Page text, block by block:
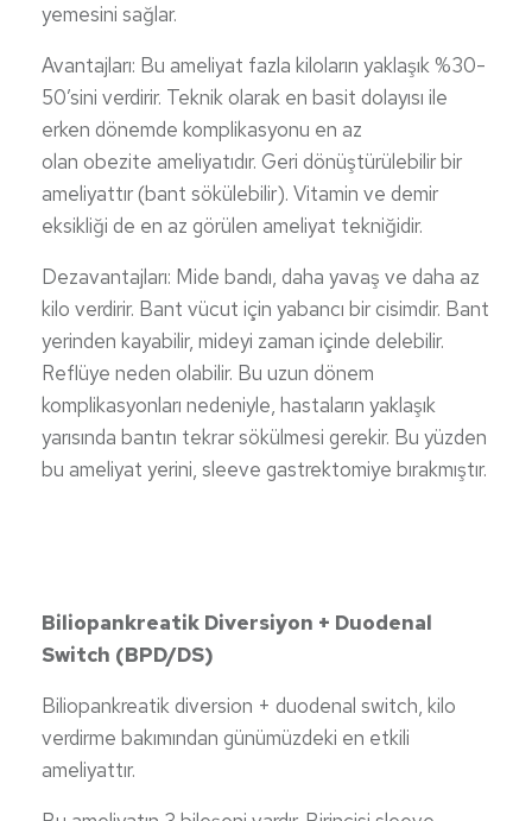
yemesini sağlar.
Avantajları: Bu ameliyat fazla kiloların yaklaşık %30-
50’sini verdirir. Teknik olarak en basit dolayısı ile
erken dönemde komplikasyonu en az
olan obezite ameliyatıdır. Geri dönüştürülebilir bir
ameliyattır (bant sökülebilir). Vitamin ve demir
eksikliği de en az görülen ameliyat tekniğidir.
Dezavantajları: Mide bandı, daha yavaş ve daha az
kilo verdirir. Bant vücut için yabancı bir cisimdir. Bant
yerinden kayabilir, mideyi zaman içinde delebilir.
Reflüye neden olabilir. Bu uzun dönem
komplikasyonları nedeniyle, hastaların yaklaşık
yarısında bantın tekrar sökülmesi gerekir. Bu yüzden
bu ameliyat yerini, sleeve gastrektomiye bırakmıştır.
Biliopankreatik Diversiyon + Duodenal
Switch (BPD/DS)
Biliopankreatik diversion + duodenal switch, kilo
verdirme bakımından günümüzdeki en etkili
ameliyattır.